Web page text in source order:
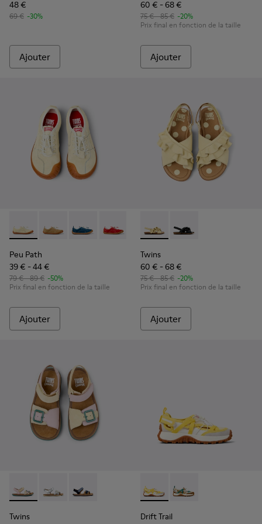
48 €
69 € -30%
Ajouter
60 € - 68 €
75 € - 85 € -20%
Prix final en fonction de la taille
Ajouter
Peu Path - K800694-003 - Baskets en nubuck jaunes pour
Peu Path - K800694-004
Peu Path - K800694-002
Peu Path - K800694-001
Peu Path
39 € - 44 €
79 € - 89 € -50%
Prix final en fonction de la taille
Ajouter
Twins - K800677-001 -
Twins - K800677-003
Twins
60 € - 68 €
75 € - 85 € -20%
Prix final en fonction de la taille
Ajouter
Twins - K800672-003 - Sandales en nubuck et cuir jaunes
Twins - K800672-004 - Sandales en cuir grises pour
Twins - K800672-002
Twins
Drift Trail - K800695-001 -
Drift Trail -
Drift Trail